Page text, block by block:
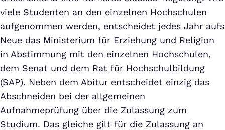
viele Studenten an den einzelnen Hochschulen
aufgenommen werden, entscheidet jedes Jahr aufs
Neue das Ministerium für Erziehung und Religion
in Abstimmung mit den einzelnen Hochschulen,
dem Senat und dem Rat für Hochschulbildung
(SAP). Neben dem Abitur entscheidet einzig das
Abschneiden bei der allgemeinen
Aufnahmeprüfung über die Zulassung zum
Studium. Das gleiche gilt für die Zulassung an